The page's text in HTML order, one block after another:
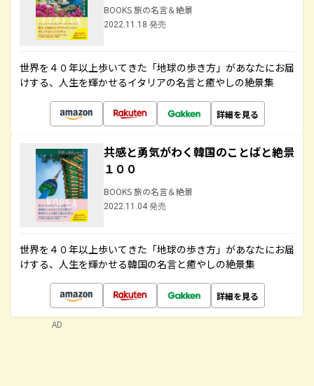
BOOKS 旅の名言＆絶景
2022.11.18 発売
世界を４０年以上歩いてきた「地球の歩き方」があなたにお届
けする、人生を輝かせるイタリアの名言と癒やしの絶景集
詳細を見る
共感と勇気がわく韓国のことばと絶景
１００
BOOKS 旅の名言＆絶景
2022.11.04 発売
世界を４０年以上歩いてきた「地球の歩き方」があなたにお届
けする、人生を輝かせる韓国の名言と癒やしの絶景集
詳細を見る
AD